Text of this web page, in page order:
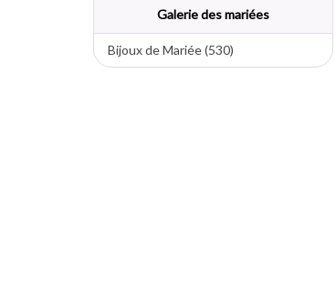
Galerie des mariées
Bijoux de Mariée (530)